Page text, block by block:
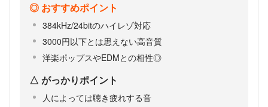
おすすめポイント
384kHz/24bitのハイレゾ対応
3000円以下とは思えない高音質
洋楽ポップスやEDMとの相性◎
がっかりポイント
人によっては聴き疲れする音